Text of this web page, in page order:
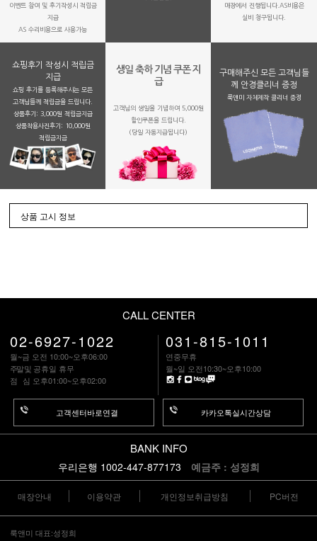
이벤트 참여 및 후기작성시 적립금
지급
AS 수리비용으로 사용가능
매장에서 진행됩니다.AS비용은
실비 청구됩니다.
쇼핑후기 작성시 적립금
지급
쇼핑 후기를 등록해주시는 모든
고객님들께 적립금을 드립니다.
상품후기: 3,000원 적립금지급
상품착용사진후기: 10,000원
적립금지금
생일 축하 기념 쿠폰 지
급
고객님의 생일을 기념하여 5,000원
할인쿠폰을 드립니다.
(당일 자동지급됩니다)
구매해주신 모든 고객님들
께 안경클리너 증정
룩앤미 자체제작 클리너 증정
상품 고시 정보
CALL CENTER
02-6927-1022
월~금 오전 10:00~오후06:00
주말및 공휴일 휴무
점 심 오후01:00~오후02:00
고객센터바로연결
031-815-1011
연중무휴
월~일 오전10:30~오후10:00
카카오톡실시간상담
BANK INFO
우리은행 1002-447-877173 예금주 : 성정희
매장안내 이용약관 개인정보취급방침 PC버전
룩앤미 대표:성정희